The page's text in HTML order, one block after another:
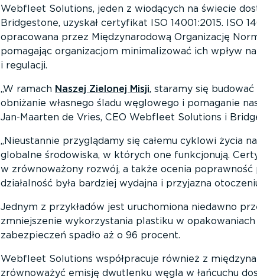
Webfleet Solutions, jeden z wiodących na świecie
Bridgestone, uzyskał certyfikat ISO 14001:2015. ISO
opracowana przez Międzynarodową Organizację
pomagając organizacjom minimalizować ich wpływ
i regulacji.
W ramach Naszej Zielonej Misji, staramy się
obniżanie własnego śladu węglowego i pomaganie
Jan-Maarten de Vries, CEO Webfleet Solutions i
Nieustannie przyglądamy się całemu cyklowi życia
globalne środowiska, w których one funkcjonują.
w zrównoważony rozwój, a także ocenia
działalność była bardziej wydajna i przyjazna
Jednym z przykładów jest uruchomiona niedawno
zmniejszenie wykorzystania plastiku w
zabezpieczeń spadło aż o 96 procent.
Webfleet Solutions współpracuje również z
zrównoważyć emisję dwutlenku węgla w łańcuchu